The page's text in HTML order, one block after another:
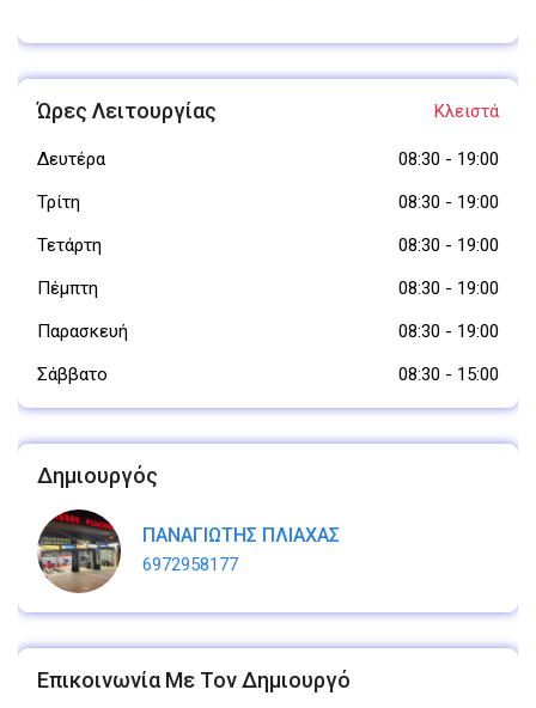
Ώρες Λειτουργίας Κλειστά
Δευτέρα 08:30 - 19:00
Τρίτη
08:30 - 19:00
Τετάρτη
08:30 - 19:00
Πέμπτη
08:30 - 19:00
Παρασκευή
08:30 - 19:00
Σάββατο
08:30 - 15:00
Δημιουργός
ΠΑΝΑΓΙΩΤΗΣ ΠΛΙΑΧΑΣ
6972958177
Επικοινωνία Με Τον Δημιουργό